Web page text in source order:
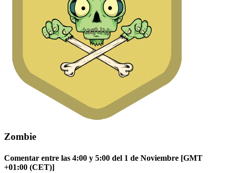
Zombie
Comentar entre las 4:00 y 5:00 del 1 de Noviembre [GMT
+01:00 (CET)]